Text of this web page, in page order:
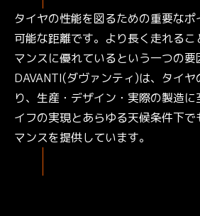
タイヤの性能を図るための重要な
可能な距離です。より長く走れるこ
マンスに優れているという一つの要
DAVANTI(ダヴァンティ)は、タイヤ
り、生産・デザイン・実際の製造
イフの実現とあらゆる天候条件下
マンスを提供しています。